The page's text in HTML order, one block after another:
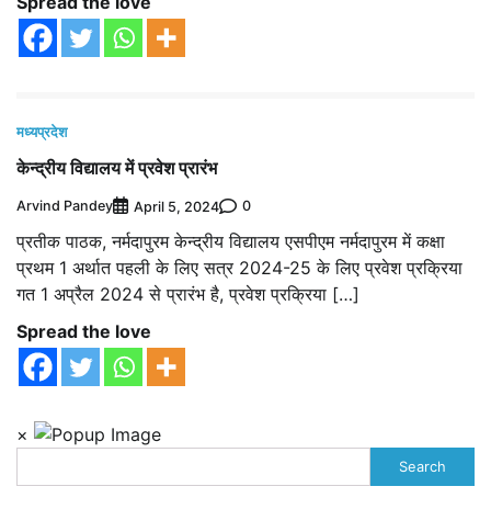
मध्यप्रदेश
केन्द्रीय विद्यालय में प्रवेश प्रारंभ
Arvind Pandey April 5, 2024 0
प्रतीक पाठक, नर्मदापुरम केन्द्रीय विद्यालय एसपीएम नर्मदापुरम में कक्षा
प्रथम 1 अर्थात पहली के लिए सत्र 2024-25 के लिए प्रवेश प्रक्रिया
गत 1 अप्रैल 2024 से प्रारंभ है, प्रवेश प्रक्रिया […]
Spread the love
×
Search